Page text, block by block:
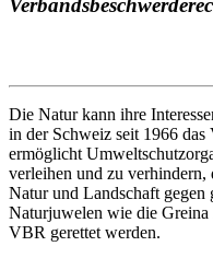
Die Natur kann ihre
in der Schweiz seit 1966
ermöglicht
verleihen und zu
Natur und Landschaft gegen
Naturjuwelen wie die Greina
VBR gerettet werden.